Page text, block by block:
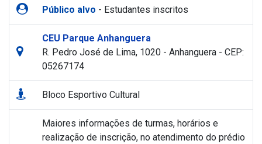
Público alvo - Estudantes inscritos
CEU Parque Anhanguera
R. Pedro José de Lima, 1020 - Anhanguera - CEP:
05267174
Bloco Esportivo Cultural
Maiores informações de turmas, horários e
realização de inscrição, no atendimento do prédio